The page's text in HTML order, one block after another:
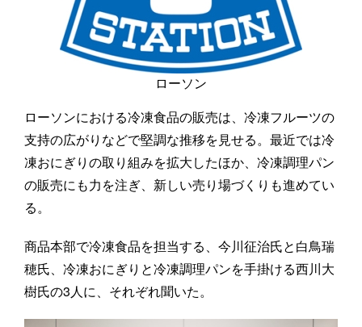
ローソン
ローソンにおける冷凍食品の販売は、冷凍フルーツの
支持の広がりなどで堅調な推移を見せる。最近では冷
凍おにぎりの取り組みを拡大したほか、冷凍調理パン
の販売にも力を注ぎ、新しい売り場づくりも進めてい
る。
商品本部で冷凍食品を担当する、今川征治氏と白鳥瑞
穂氏、冷凍おにぎりと冷凍調理パンを手掛ける西川大
樹氏の3人に、それぞれ聞いた。